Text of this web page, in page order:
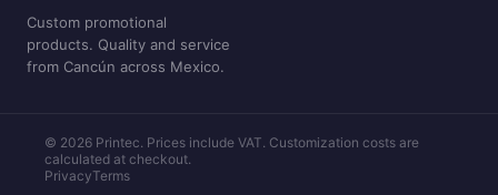
Custom promotional
products. Quality and service
from Cancún across Mexico.
© 2026 Printec. Prices include VAT. Customization costs are
calculated at checkout.
PrivacyTerms